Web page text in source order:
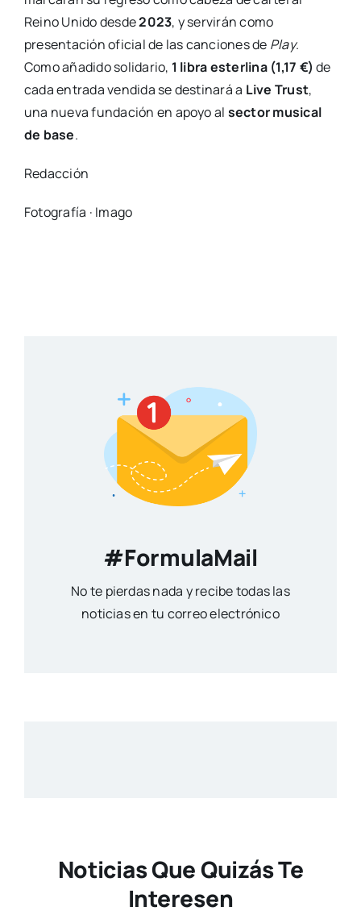
Reino Unido desde2023, y servirán como
presentación oficial de las canciones de Play.
Como añadido solidario, 1 libra esterlina (1,17 €) de
cada entrada vendida se destinará a Live Trust,
una nueva fundación en apoyo al sector musical
de base.
Redacción
Fotografía · Imago
#FormulaMail
No te pierdas nada y recibe todas las
noticias en tu correo electrónico
Noticias Que Quizás Te
Interesen